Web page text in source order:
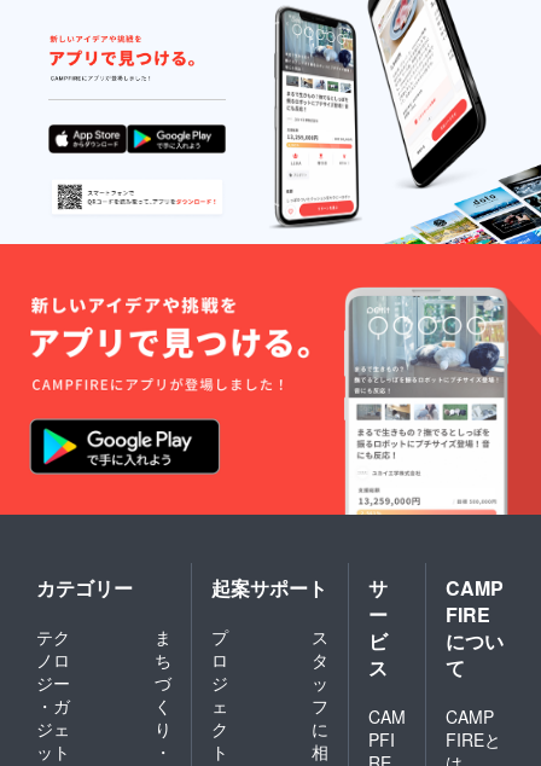
■感謝状
（お名
前入
り、
A4） お
名前を
記載し
た感謝
状をお
送りい
たしま
す。 記
載をご
れるお
名前を
備考欄
にご記
入くだ
さい。
■御子柴
泉様サ
イン入
スト色
紙 「ア
ンジー
スト及
び、CV
ご担当
「御子
柴泉」
インが
入った
色紙で
ん」ア
クリル
キーホ
ルダー
「ディ
アちゃ
ん」の
SDイラ
ストが
描かれ
たアク
リル
キーホ
です。
（イラ
スト担
当：二
股試験
管様）
■感謝状
（お名
前入
A4） お
名前を
記載し
送りい
たしま
す。 記
載をご
希望さ
れるお
備考欄
にご記
入くだ
ルスタ
ンド
「アル
マちゃ
ん」の
立ち絵
イラス
トが描
かれた
大きな
アクリ
ルスタ
ンドで
（イラ
スト担
当：ぱ
るとね
る様）
■「アル
マちゃ
ん」ア
クリル
ルダー
「アル
マちゃ
ストが
描かれ
たアク
キーホ
ルダー
（イラ
スト担
当：二
ion」
キャラ
クター5
人のイ
ラスト
が描か
れたク
リア
ファイ
ルで
す。
（イラ
スト担
ぱふぇ
様）
■「リリ
ンちゃ
ん」
ビッグ
アクリ
ルスタ
ンド
ンちゃ
ん」の
立ち絵
かれた
大きな
アクリ
ルスタ
ンドで
スト担
当：ぱ
るとね
カードB
「アン
ジーさ
ん」の
イラス
トが描
かれた
ポスト
カード
です。
（イラ
スト担
当：
様） ■
クリア
ファイ
ル
「Lusty
*Kiss
Product
ion」
キャラ
人のイ
ラスト
が描か
ファイ
ルで
（イラ
スト担
当：c.
様）
■「クロ
ワちゃ
ん」い
ずれか
の等身
大アク
リルス
タンド
です。
（幅最
90cm、
高さ最
大
180cm
望のお
名前を
お入れ
いたし
ますの
で備考
欄にて
お知ら
せくだ
イラス
ト部分
は同
グアク
リルス
タンド
と同一
のもの
となり
いずれ
かの
キャラ
カテゴリー
テク
ノロ
ジー
・ガ
ジェ
ット
ま
ち
づ
く
り
・
起案サポート
プ
ロ
ジ
ェ
ク
ト
ス
タ
ッ
フ
に
相
サ
ー
ビ
ス
CAM
PFI
CAMP
FIRE
につい
て
CAMP
FIREと